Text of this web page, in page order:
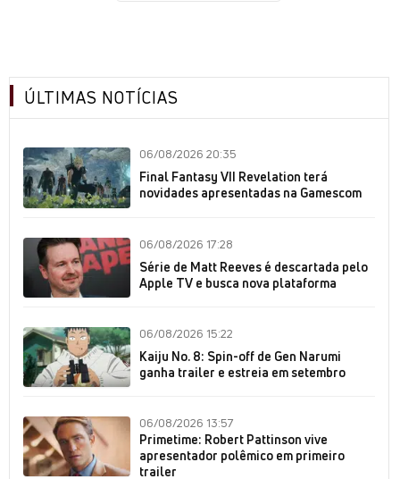
ÚLTIMAS NOTÍCIAS
06/08/2026 20:35
Final Fantasy VII Revelation terá
novidades apresentadas na Gamescom
06/08/2026 17:28
Série de Matt Reeves é descartada pelo
Apple TV e busca nova plataforma
06/08/2026 15:22
Kaiju No. 8: Spin-off de Gen Narumi
ganha trailer e estreia em setembro
06/08/2026 13:57
Primetime: Robert Pattinson vive
apresentador polêmico em primeiro
trailer